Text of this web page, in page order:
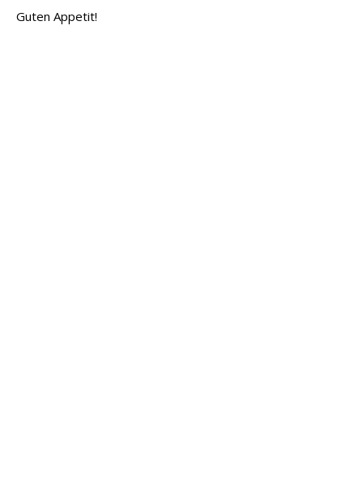
Guten Appetit!